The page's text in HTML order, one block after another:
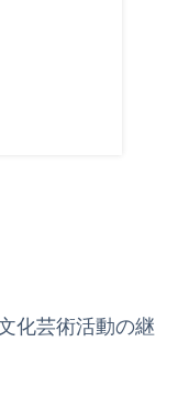
化芸術活動の継